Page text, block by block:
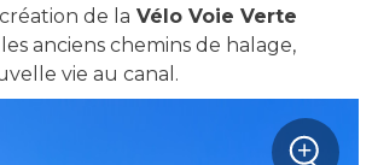
de la Vélo Voie Verte
anciens chemins de halage,
vie au canal.
+